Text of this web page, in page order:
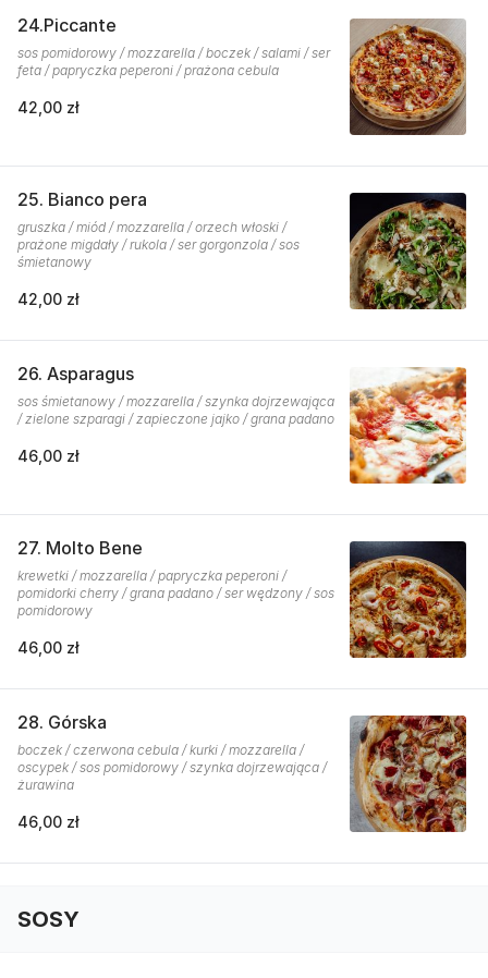
24.Piccante
sos pomidorowy / mozzarella / boczek / salami / ser
feta / papryczka peperoni / prażona cebula
42,00 zł
25. Bianco pera
gruszka / miód / mozzarella / orzech włoski /
prażone migdały / rukola / ser gorgonzola / sos
śmietanowy
42,00 zł
26. Asparagus
sos śmietanowy / mozzarella / szynka dojrzewająca
/ zielone szparagi / zapieczone jajko / grana padano
46,00 zł
27. Molto Bene
krewetki / mozzarella / papryczka peperoni /
pomidorki cherry / grana padano / ser wędzony / sos
pomidorowy
46,00 zł
28. Górska
boczek / czerwona cebula / kurki / mozzarella /
oscypek / sos pomidorowy / szynka dojrzewająca /
żurawina
46,00 zł
SOSY